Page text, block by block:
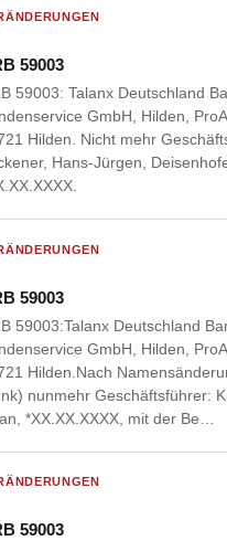
59003
59003: Talanx Deutschland
GmbH, Hilden,
Hilden. Nicht mehr
Hans-Jürgen,
59003
59003:Talanx Deutschland
GmbH, Hilden,
Hilden.Nach
nunmehr Geschäftsführer:
*XX.XX.XXXX, mit der Be…
59003